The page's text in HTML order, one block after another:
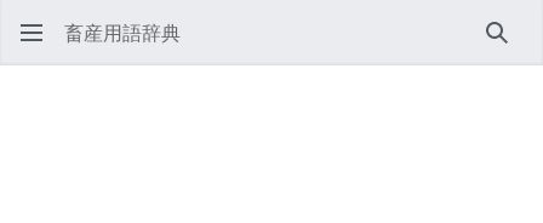
畜産用語辞典 検索